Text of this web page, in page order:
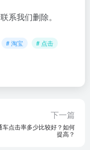
系我们删除。
# 淘宝 # 点击
下一篇
车点击率多少比较好？如何
提高？